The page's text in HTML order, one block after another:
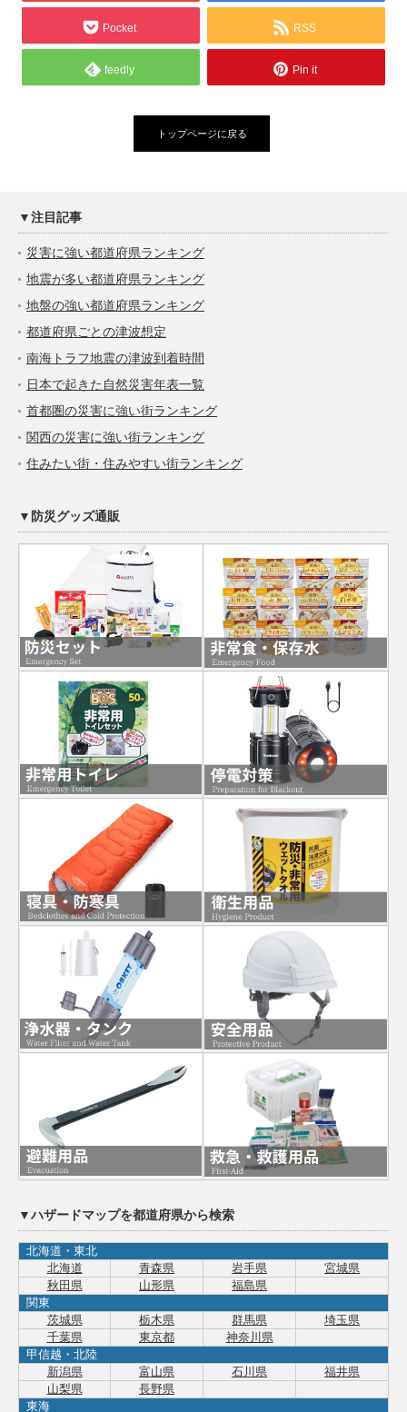
Pocket RSS
feedly Pin it
トップページに戻る
▼注目記事
災害に強い都道府県ランキング
地震が多い都道府県ランキング
地盤の強い都道府県ランキング
都道府県ごとの津波想定
南海トラフ地震の津波到着時間
日本で起きた自然災害年表一覧
首都圏の災害に強い街ランキング
関西の災害に強い街ランキング
住みたい街・住みやすい街ランキング
▼防災グッズ通販
▼ハザードマップを都道府県から検索
北海道・東北
北海道
青森県 岩手県
宮城県
秋田県
山形県
福島県
関東
茨城県
栃木県 群馬県
埼玉県
千葉県
東京都
神奈川県
甲信越・北陸
新潟県
富山県 石川県
福井県
山梨県
長野県
東海